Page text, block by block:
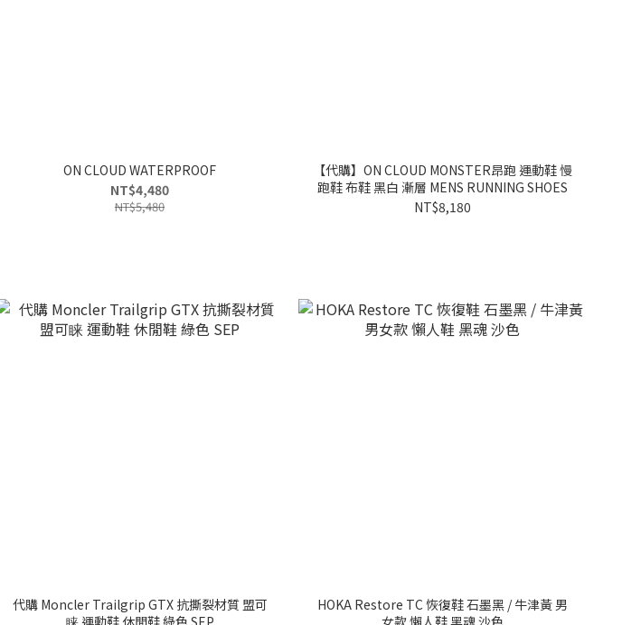
ON CLOUD WATERPROOF
NT$4,480
NT$5,480
【代購】ON CLOUD MONSTER昂跑 運動鞋 慢
跑鞋 布鞋 黑白 漸層 MENS RUNNING SHOES
NT$8,180
代購 Moncler Trailgrip GTX 抗撕裂材質 盟可
睐 運動鞋 休閒鞋 綠色 SEP
HOKA Restore TC 恢復鞋 石墨黑 / 牛津黃 男
女款 懶人鞋 黑魂 沙色